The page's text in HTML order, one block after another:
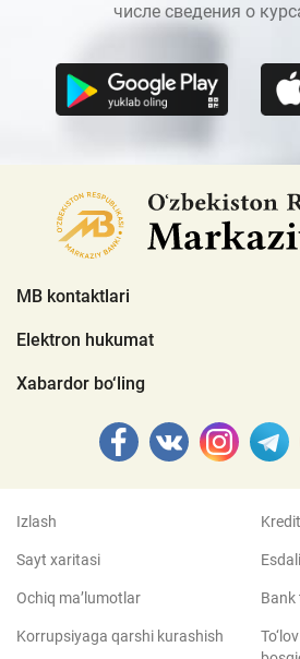
числе сведения о
MB kontaktlari
Elektron hukumat
Xabardor bo‘ling
Izlash
Sayt xaritasi
Ochiq ma’lumotlar
Korrupsiyaga qarshi kurashish
Bank